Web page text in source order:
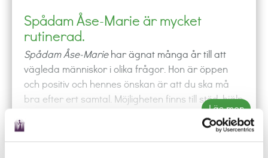
Spådam Åse-Marie är mycket
rutinerad.
Spådam Åse-Mariehar ägnat många år till att
vägleda människor i olika frågor. Hon är öppen
och positiv och hennes önskan är att du ska må
bra efter ert samtal. Möjligheten finns till stöd, hjälp
och vägledning i livets svåra stunder. Hon delar
gärna både glädje och sorg med dig.
Få SMS
Läs mer